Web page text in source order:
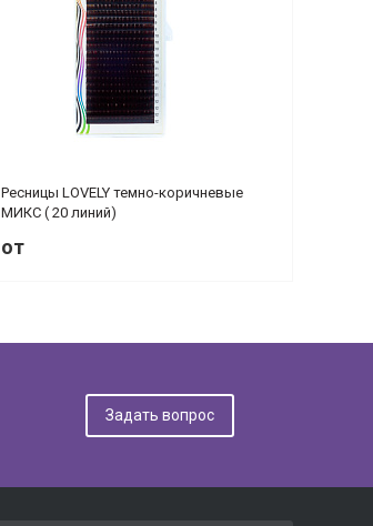
Ресницы LOVELY темно-коричневые
МИКС ( 20 линий)
от
Задать вопрос